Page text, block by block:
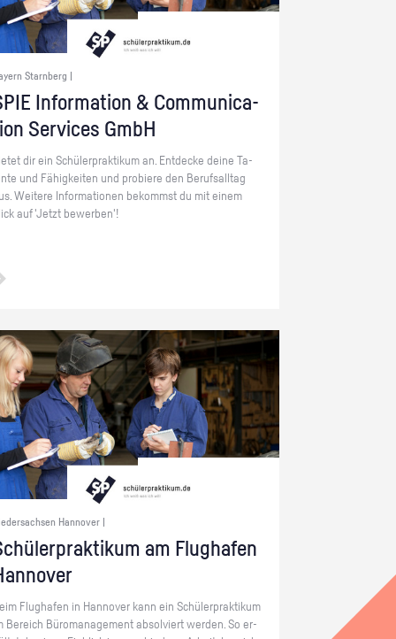
Starnberg |
In­for­ma­ti­on & Com­mu­ni­ca­
Ser­vices GmbH
dir ein Schü­ler­prak­ti­kum an. Ent­de­cke deine Ta­
und Fä­hig­kei­ten und pro­bie­re den Be­rufs­all­tag
Wei­te­re In­for­ma­tio­nen be­kommst du mit einem
auf 'Jetzt be­wer­ben'!
Hannover |
am Flug­ha­fen
Flug­ha­fen in Han­no­ver kann ein Schü­ler­prak­ti­kum
Be­reich Bü­ro­ma­nage­ment ab­sol­viert wer­den. So er­